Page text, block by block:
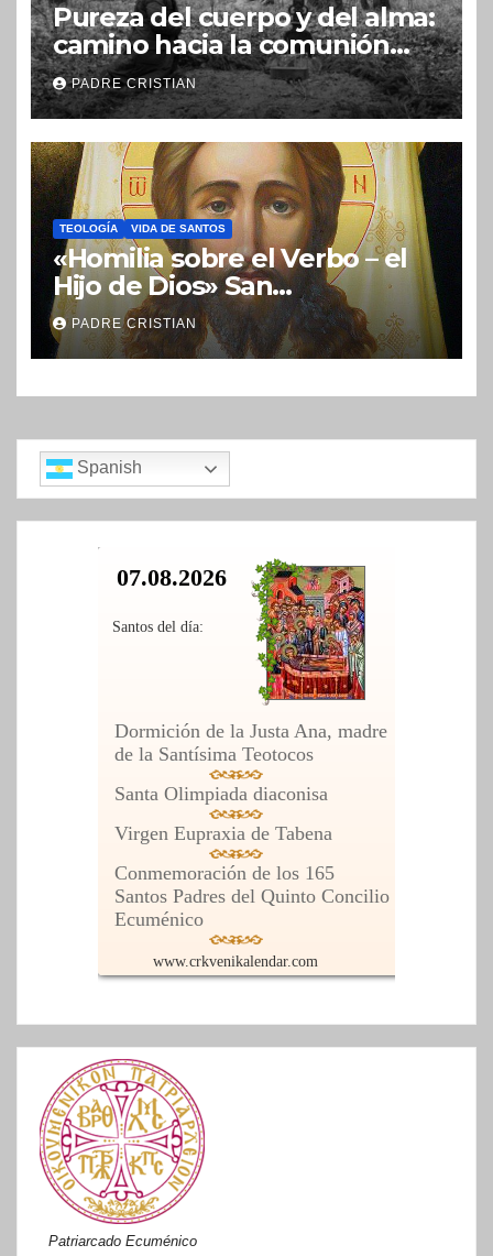
Pureza del cuerpo y del alma:
camino hacia la comunión
con Dios
PADRE CRISTIAN
TEOLOGÍA VIDA DE SANTOS
«Homilia sobre el Verbo – el
Hijo de Dios» San
Nicolás (Velimírovich)
PADRE CRISTIAN
Spanish
Patriarcado Ecuménico